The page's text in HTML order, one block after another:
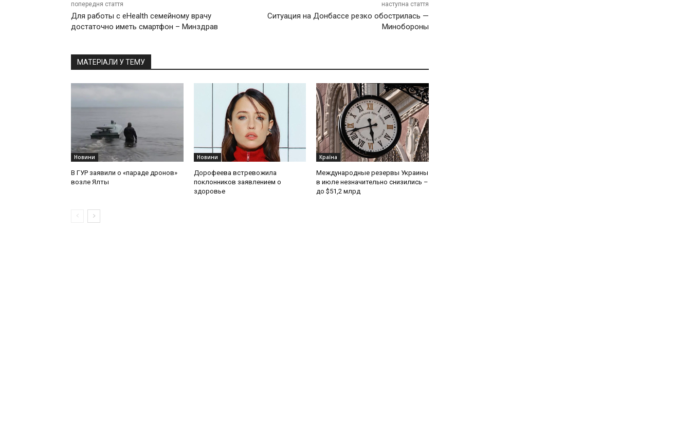
попередня стаття
Для работы с eНealth семейному врачу
достаточно иметь смартфон – Минздрав
наступна стаття
Ситуация на Донбассе резко обострилась —
Минобороны
МАТЕРІАЛИ У ТЕМУ
Новини
В ГУР заявили о «параде дронов»
возле Ялты
Новини
Дорофеева встревожила
поклонников заявлением о
здоровье
Країна
Международные резервы Украины
в июле незначительно снизились –
до $51,2 млрд